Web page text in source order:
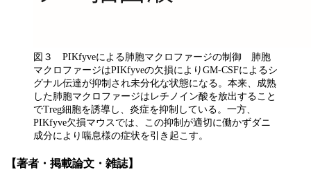
図３ PIKfyveによる肺胞マクロファージの制御 肺胞
マクロファージはPIKfyveの欠損によりGM-CSFによるシ
グナル伝達が抑制され未分化な状態になる。本来、成熟
した肺胞マクロファージはレチノイン酸を放出すること
でTreg細胞を誘導し、炎症を抑制している。一方、
PIKfyve欠損マウスでは、この抑制が適切に働かずダニ
成分により喘息様の症状を引き起こす。
【著者・掲載論文・雑誌】